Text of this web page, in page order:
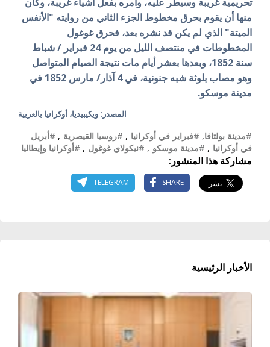
منها أن يقوم بحرق مخطوط الجزء الثاني من روايته "الأنفس
الميتة" الذي لم يكن قد نشره بعد، فحرق غوغول
المخطوطات في منتصف الليل من يوم 24 فبراير / شباط
سنة 1852، وبعدها بعشر أيام مات نتيجة الصيام المتواصل
وهو مصاب بلوثة شبه جنونية، في 4 آذار/ مارس 1852 في
مدينة موسكو.
المصدر: ويكيبيديا، أوكرانيا بالعربية
#مدينة بولتافا, #فبراير في أوكرانيا , #روسيا القيصرية , #أبريل
في أوكرانيا , #مدينة موسكو , #نيكولاي غوغول , #أوكرانيا وإيطاليا
مشاركة هذا المنشور:
SHARE
TELEGRAM
الأخبار الرئيسية